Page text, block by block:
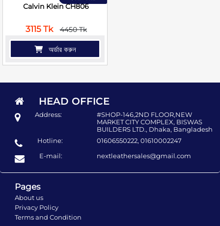
Calvin Klein CH806
3115 Tk 4450 Tk
অর্ডার করুন
HEAD OFFICE
Address:
#SHOP-146,2ND FLOOR,NEW
MARKET CITY COMPLEX, BISWAS
BUILDERS LTD., Dhaka, Bangladesh
Hotline:
01606550222, 01610002247
E-mail:
nextleathersales@gmail.com
Pages
About us
Privacy Policy
Terms and Condition